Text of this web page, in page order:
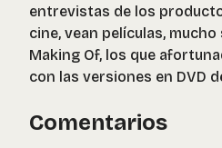
entrevistas de los
cine, vean películas,
Making Of, los que
con las versiones en DVD
Comentarios